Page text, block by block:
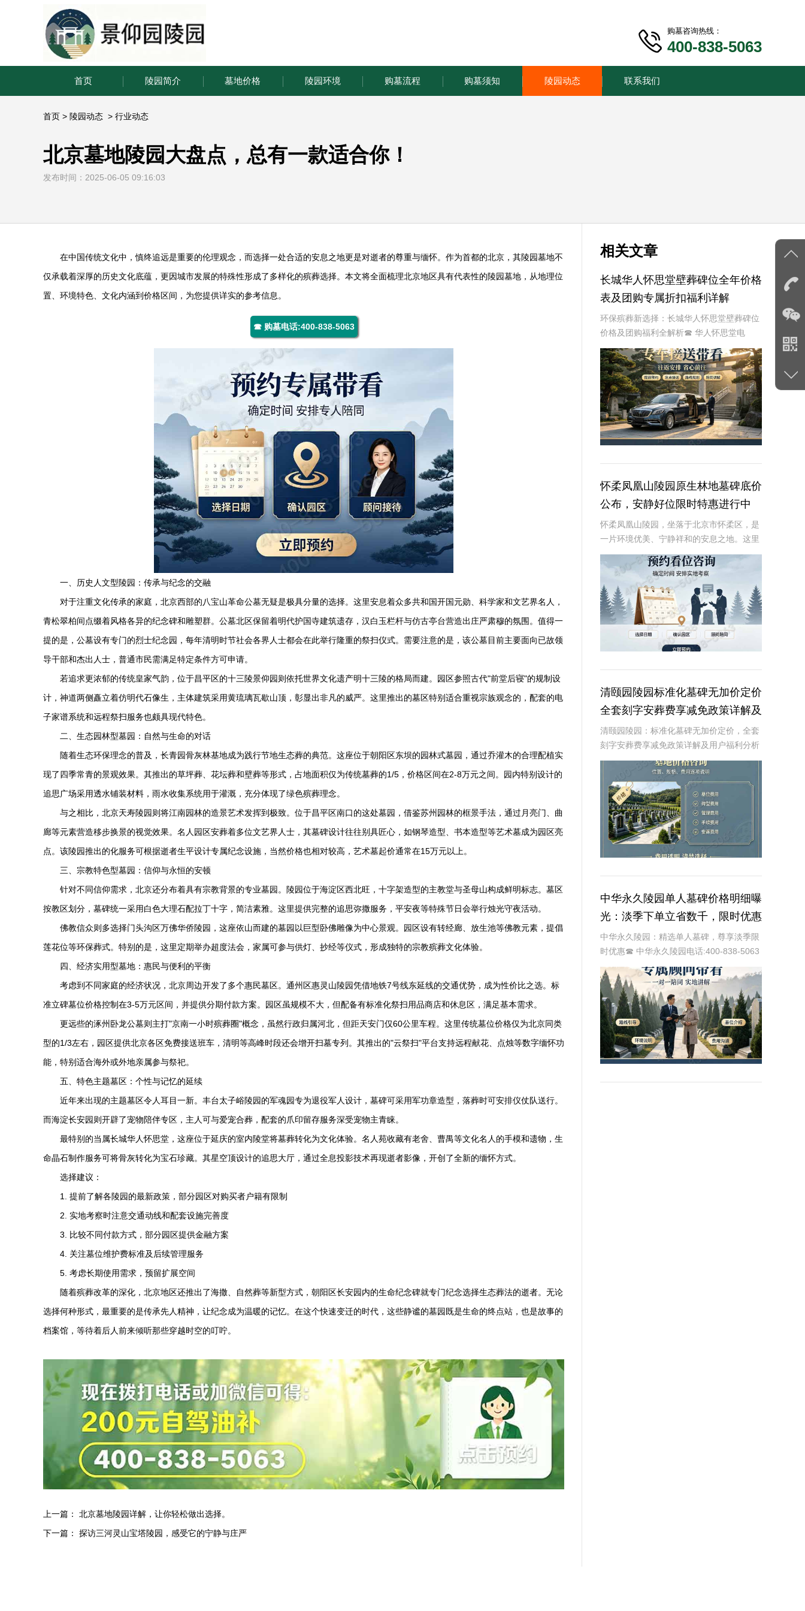
购墓咨询热线：
400-838-5063
首页 陵园简介 墓地价格 陵园环境 购墓流程 购墓须知 陵园动态 联系我们
首页 > 陵园动态 > 行业动态
北京墓地陵园大盘点，总有一款适合你！
发布时间：2025-06-05 09:16:03
在中国传统文化中，慎终追远是重要的伦理观念，而选择一处合适的安息之地更是对逝者的尊重与缅怀。作为首都的北京，其陵园墓地不
仅承载着深厚的历史文化底蕴，更因城市发展的特殊性形成了多样化的殡葬选择。本文将全面梳理北京地区具有代表性的陵园墓地，从地理位
置、环境特色、文化内涵到价格区间，为您提供详实的参考信息。
☎ 购墓电话:400-838-5063
一、历史人文型陵园：传承与纪念的交融
对于注重文化传承的家庭，北京西部的八宝山革命公墓无疑是极具分量的选择。这里安息着众多共和国开国元勋、科学家和文艺界名人，
青松翠柏间点缀着风格各异的纪念碑和雕塑群。公墓北区保留着明代护国寺建筑遗存，汉白玉栏杆与仿古亭台营造出庄严肃穆的氛围。值得一
提的是，公墓设有专门的烈士纪念园，每年清明时节社会各界人士都会在此举行隆重的祭扫仪式。需要注意的是，该公墓目前主要面向已故领
导干部和杰出人士，普通市民需满足特定条件方可申请。
若追求更浓郁的传统皇家气韵，位于昌平区的十三陵景仰园则依托世界文化遗产明十三陵的格局而建。园区参照古代"前堂后寝"的规制设
计，神道两侧矗立着仿明代石像生，主体建筑采用黄琉璃瓦歇山顶，彰显出非凡的威严。这里推出的墓区特别适合重视宗族观念的，配套的电
子家谱系统和远程祭扫服务也颇具现代特色。
二、生态园林型墓园：自然与生命的对话
随着生态环保理念的普及， 长青园骨灰林基地成为践行节地生态葬的典范。这座位于朝阳区东坝的园林式墓园，通过乔灌木的合理配植实
现了四季常青的景观效果。其推出的草坪葬、花坛葬和壁葬等形式，占地面积仅为传统墓葬的1/5，价格区间在2-8万元之间。园内特别设计的
追思广场采用透水铺装材料，雨水收集系统用于灌溉，充分体现了绿色殡葬理念。
与之相比，北京天寿陵园则将江南园林的造景艺术发挥到极致。位于昌平区南口的这处墓园，借鉴苏州园林的框景手法，通过月亮门、曲
廊等元素营造移步换景的视觉效果。名人园区安葬着多位文艺界人士，其墓碑设计往往别具匠心，如钢琴造型、书本造型等艺术墓成为园区亮
点。该陵园推出的化服务可根据逝者生平设计专属纪念设施，当然价格也相对较高，艺术墓起价通常在15万元以上。
三、宗教特色型墓园：信仰与永恒的安顿
针对不同信仰需求，北京还分布着具有宗教背景的专业墓园。陵园位于海淀区西北旺，十字架造型的主教堂与圣母山构成鲜明标志。墓区
按教区划分，墓碑统一采用白色大理石配拉丁十字，简洁素雅。这里提供完整的追思弥撒服务，平安夜等特殊节日会举行烛光守夜活动。
佛教信众则多选择门头沟区万佛华侨陵园 ，这座依山而建的墓园以巨型卧佛雕像为中心景观。园区设有转经廊、放生池等佛教元素，提倡
莲花位等环保葬式。特别的是，这里定期举办超度法会，家属可参与供灯、抄经等仪式，形成独特的宗教殡葬文化体验。
四、经济实用型墓地：惠民与便利的平衡
考虑到不同家庭的经济状况，北京周边开发了多个惠民墓区。通州区惠灵山陵园凭借地铁7号线东延线的交通优势，成为性价比之选。标
准立碑墓位价格控制在3-5万元区间，并提供分期付款方案。园区虽规模不大，但配备有标准化祭扫用品商店和休息区，满足基本需求。
更远些的涿州卧龙公墓则主打"京南一小时殡葬圈"概念，虽然行政归属河北，但距天安门仅60公里车程。这里传统墓位价格仅为北京同类
型的1/3左右，园区提供北京各区免费接送班车，清明等高峰时段还会增开扫墓专列。其推出的"云祭扫"平台支持远程献花、点烛等数字缅怀功
能，特别适合海外或外地亲属参与祭祀。
五、特色主题墓区：个性与记忆的延续
近年来出现的主题墓区令人耳目一新。丰台太子峪陵园的军魂园专为退役军人设计，墓碑可采用军功章造型，落葬时可安排仪仗队送行。
而海淀长安园则开辟了宠物陪伴专区，主人可与爱宠合葬，配套的爪印留存服务深受宠物主青睐。
最特别的当属长城华人怀思堂 ，这座位于延庆的室内陵堂将墓葬转化为文化体验。名人苑收藏有老舍、曹禺等文化名人的手模和遗物，生
命晶石制作服务可将骨灰转化为宝石珍藏。其星空顶设计的追思大厅，通过全息投影技术再现逝者影像，开创了全新的缅怀方式。
选择建议：
1. 提前了解各陵园的最新政策，部分园区对购买者户籍有限制
2. 实地考察时注意交通动线和配套设施完善度
3. 比较不同付款方式，部分园区提供金融方案
4. 关注墓位维护费标准及后续管理服务
5. 考虑长期使用需求，预留扩展空间
随着殡葬改革的深化，北京地区还推出了海撒、自然葬等新型方式，朝阳区长安园内的生命纪念碑就专门纪念选择生态葬法的逝者。无论
选择何种形式，最重要的是传承先人精神，让纪念成为温暖的记忆。在这个快速变迁的时代，这些静谧的墓园既是生命的终点站，也是故事的
档案馆，等待着后人前来倾听那些穿越时空的叮咛。
上一篇： 北京墓地陵园详解，让你轻松做出选择。
下一篇： 探访三河灵山宝塔陵园，感受它的宁静与庄严
相关文章
长城华人怀思堂壁葬碑位全年价格
表及团购专属折扣福利详解
环保殡葬新选择：长城华人怀思堂壁葬碑位
价格及团购福利全解析☎ 华人怀思堂电
话:400-838-5063随着现代人对身后事的规
划日益细致，壁葬作为一种绿色、节地的殡
葬方式逐渐走进大众视野。长城华人怀思
怀柔凤凰山陵园原生林地墓碑底价
公布，安静好位限时特惠进行中
怀柔凤凰山陵园，坐落于北京市怀柔区，是
一片环境优美、宁静祥和的安息之地。这里
不仅拥有得天独厚的自然环境，还以其独特
的原生林地墓碑设计，为逝者提供一个安静
而尊贵的归宿。近期，陵园推出了一项限时
特惠活动，
清颐园陵园标准化墓碑无加价定价
全套刻字安葬费享减免政策详解及
用户福利分析
清颐园陵园：标准化墓碑无加价定价，全套
刻字安葬费享减免政策详解及用户福利分析
☎ 清颐园公墓电话:400-838-5063在现代社
会，人们对死亡和身后事的规划越来越重
视。清颐园陵园作为一家专业的陵园服
中华永久陵园单人墓碑价格明细曝
光：淡季下单立省数千，限时优惠
深度解析
中华永久陵园：精选单人墓碑，尊享淡季限
时优惠☎ 中华永久陵园电话:400-838-5063
中华永久陵园，作为国内知名的陵园品牌，
始终以提供高品质的墓碑产品和服务为己
任。本文将全面解析中华永久陵园多款